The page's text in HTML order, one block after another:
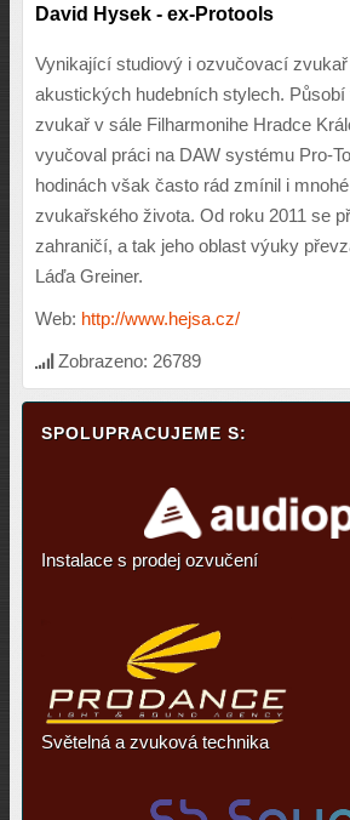
David Hysek - ex-Protools
Vynikající studiový i ozvučovací
akustických hudebních stylech.
zvukař v sále Filharmonihe Hradce
vyučoval práci na DAW systému Pro-
hodinách však často rád zmínil i
zvukařského života. Od roku 2011 se
zahraničí, a tak jeho oblast výuky
Láďa Greiner.
Web: http://www.hejsa.cz/
Zobrazeno: 26789
SPOLUPRACUJEME S:
Instalace s prodej ozvučení
Světelná a zvuková technika